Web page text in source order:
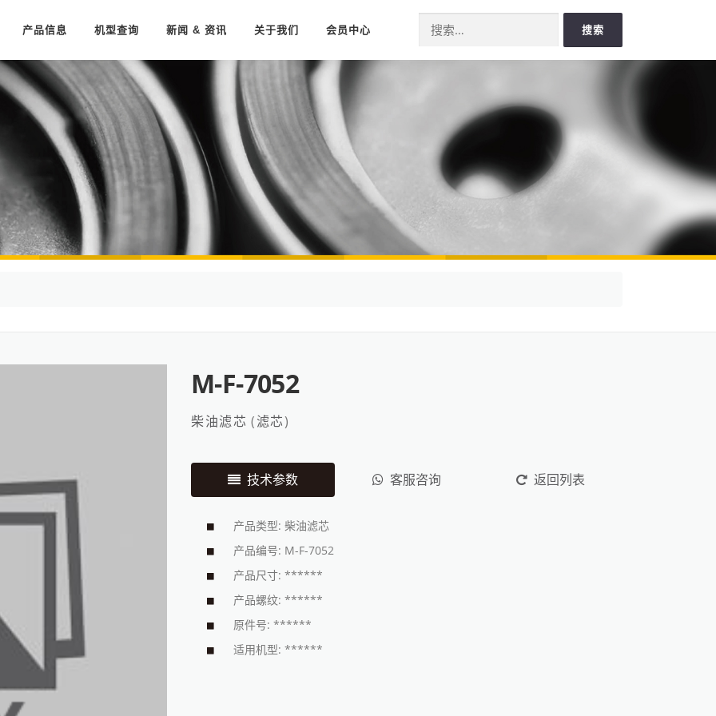
产品信息 机型查询 新闻 & 资讯 关于我们 会员中心 Search for:
M-F-7052
柴油滤芯 (滤芯)
技术参数 客服咨询 返回列表
产品类型: 柴油滤芯
产品编号: M-F-7052
产品尺寸: ******
产品螺纹: ******
原件号: ******
适用机型: ******